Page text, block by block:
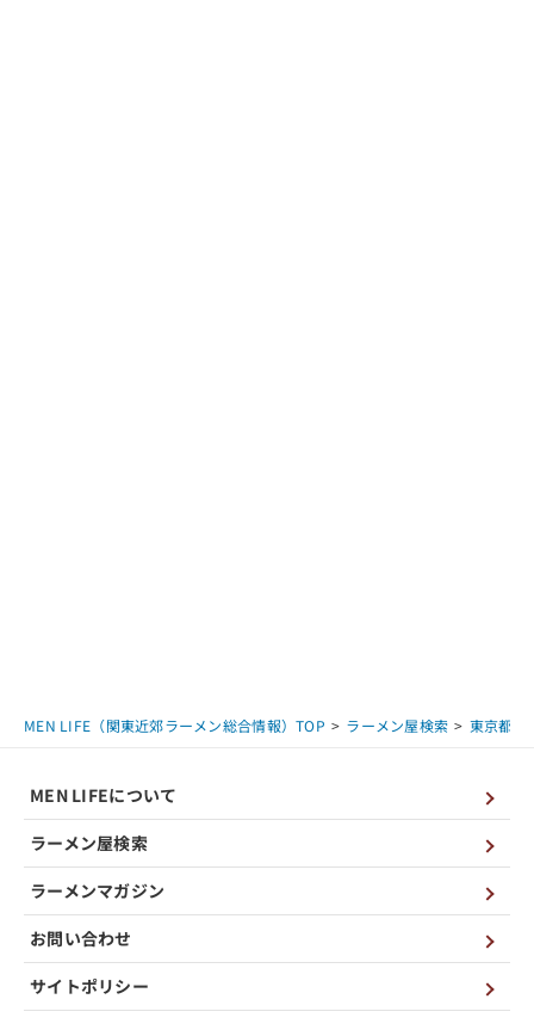
MEN LIFE（関東近郊ラーメン総合情報）TOP ラーメン屋検索 東京都
MEN LIFEについて
ラーメン屋検索
ラーメンマガジン
お問い合わせ
サイトポリシー